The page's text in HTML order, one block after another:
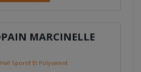
MARCINELLE
Sportif Et Polyvalent